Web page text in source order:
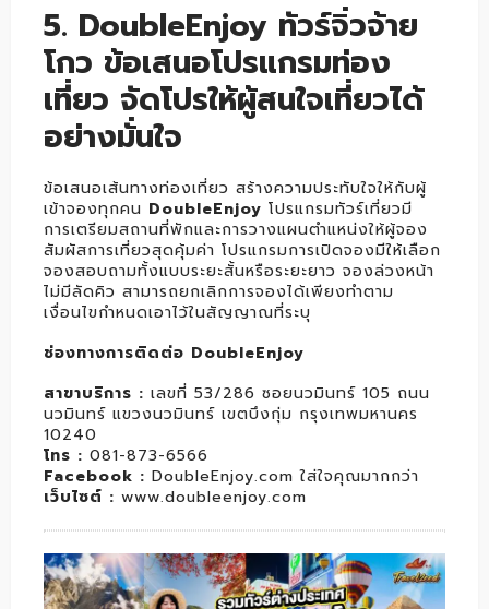
5. DoubleEnjoy ทัวร์จิ่วจ้าย
โกว ข้อเสนอโปรแกรมท่อง
เที่ยว จัดโปรให้ผู้สนใจเที่ยวได้
อย่างมั่นใจ
ข้อเสนอเส้นทางท่องเที่ยว สร้างความประทับใจให้กับผู้
เข้าจองทุกคน DoubleEnjoy โปรแกรมทัวร์เที่ยวมี
การเตรียมสถานที่พักและการวางแผนตำแหน่งให้ผู้จอง
สัมผัสการเที่ยวสุดคุ้มค่า โปรแกรมการเปิดจองมีให้เลือก
จองสอบถามทั้งแบบระยะสั้นหรือระยะยาว จองล่วงหน้า
ไม่มีลัดคิว สามารถยกเลิกการจองได้เพียงทำตาม
เงื่อนไขกำหนดเอาไว้ในสัญญาณที่ระบุ
ช่องทางการติดต่อ DoubleEnjoy
สาขาบริการ : เลขที่ 53/286 ซอยนวมินทร์ 105 ถนน
นวมินทร์ แขวงนวมินทร์ เขตบึงกุ่ม กรุงเทพมหานคร
10240
โทร : 081-873-6566
Facebook : DoubleEnjoy.com ใส่ใจคุณมากกว่า
เว็บไซต์ : www.doubleenjoy.com